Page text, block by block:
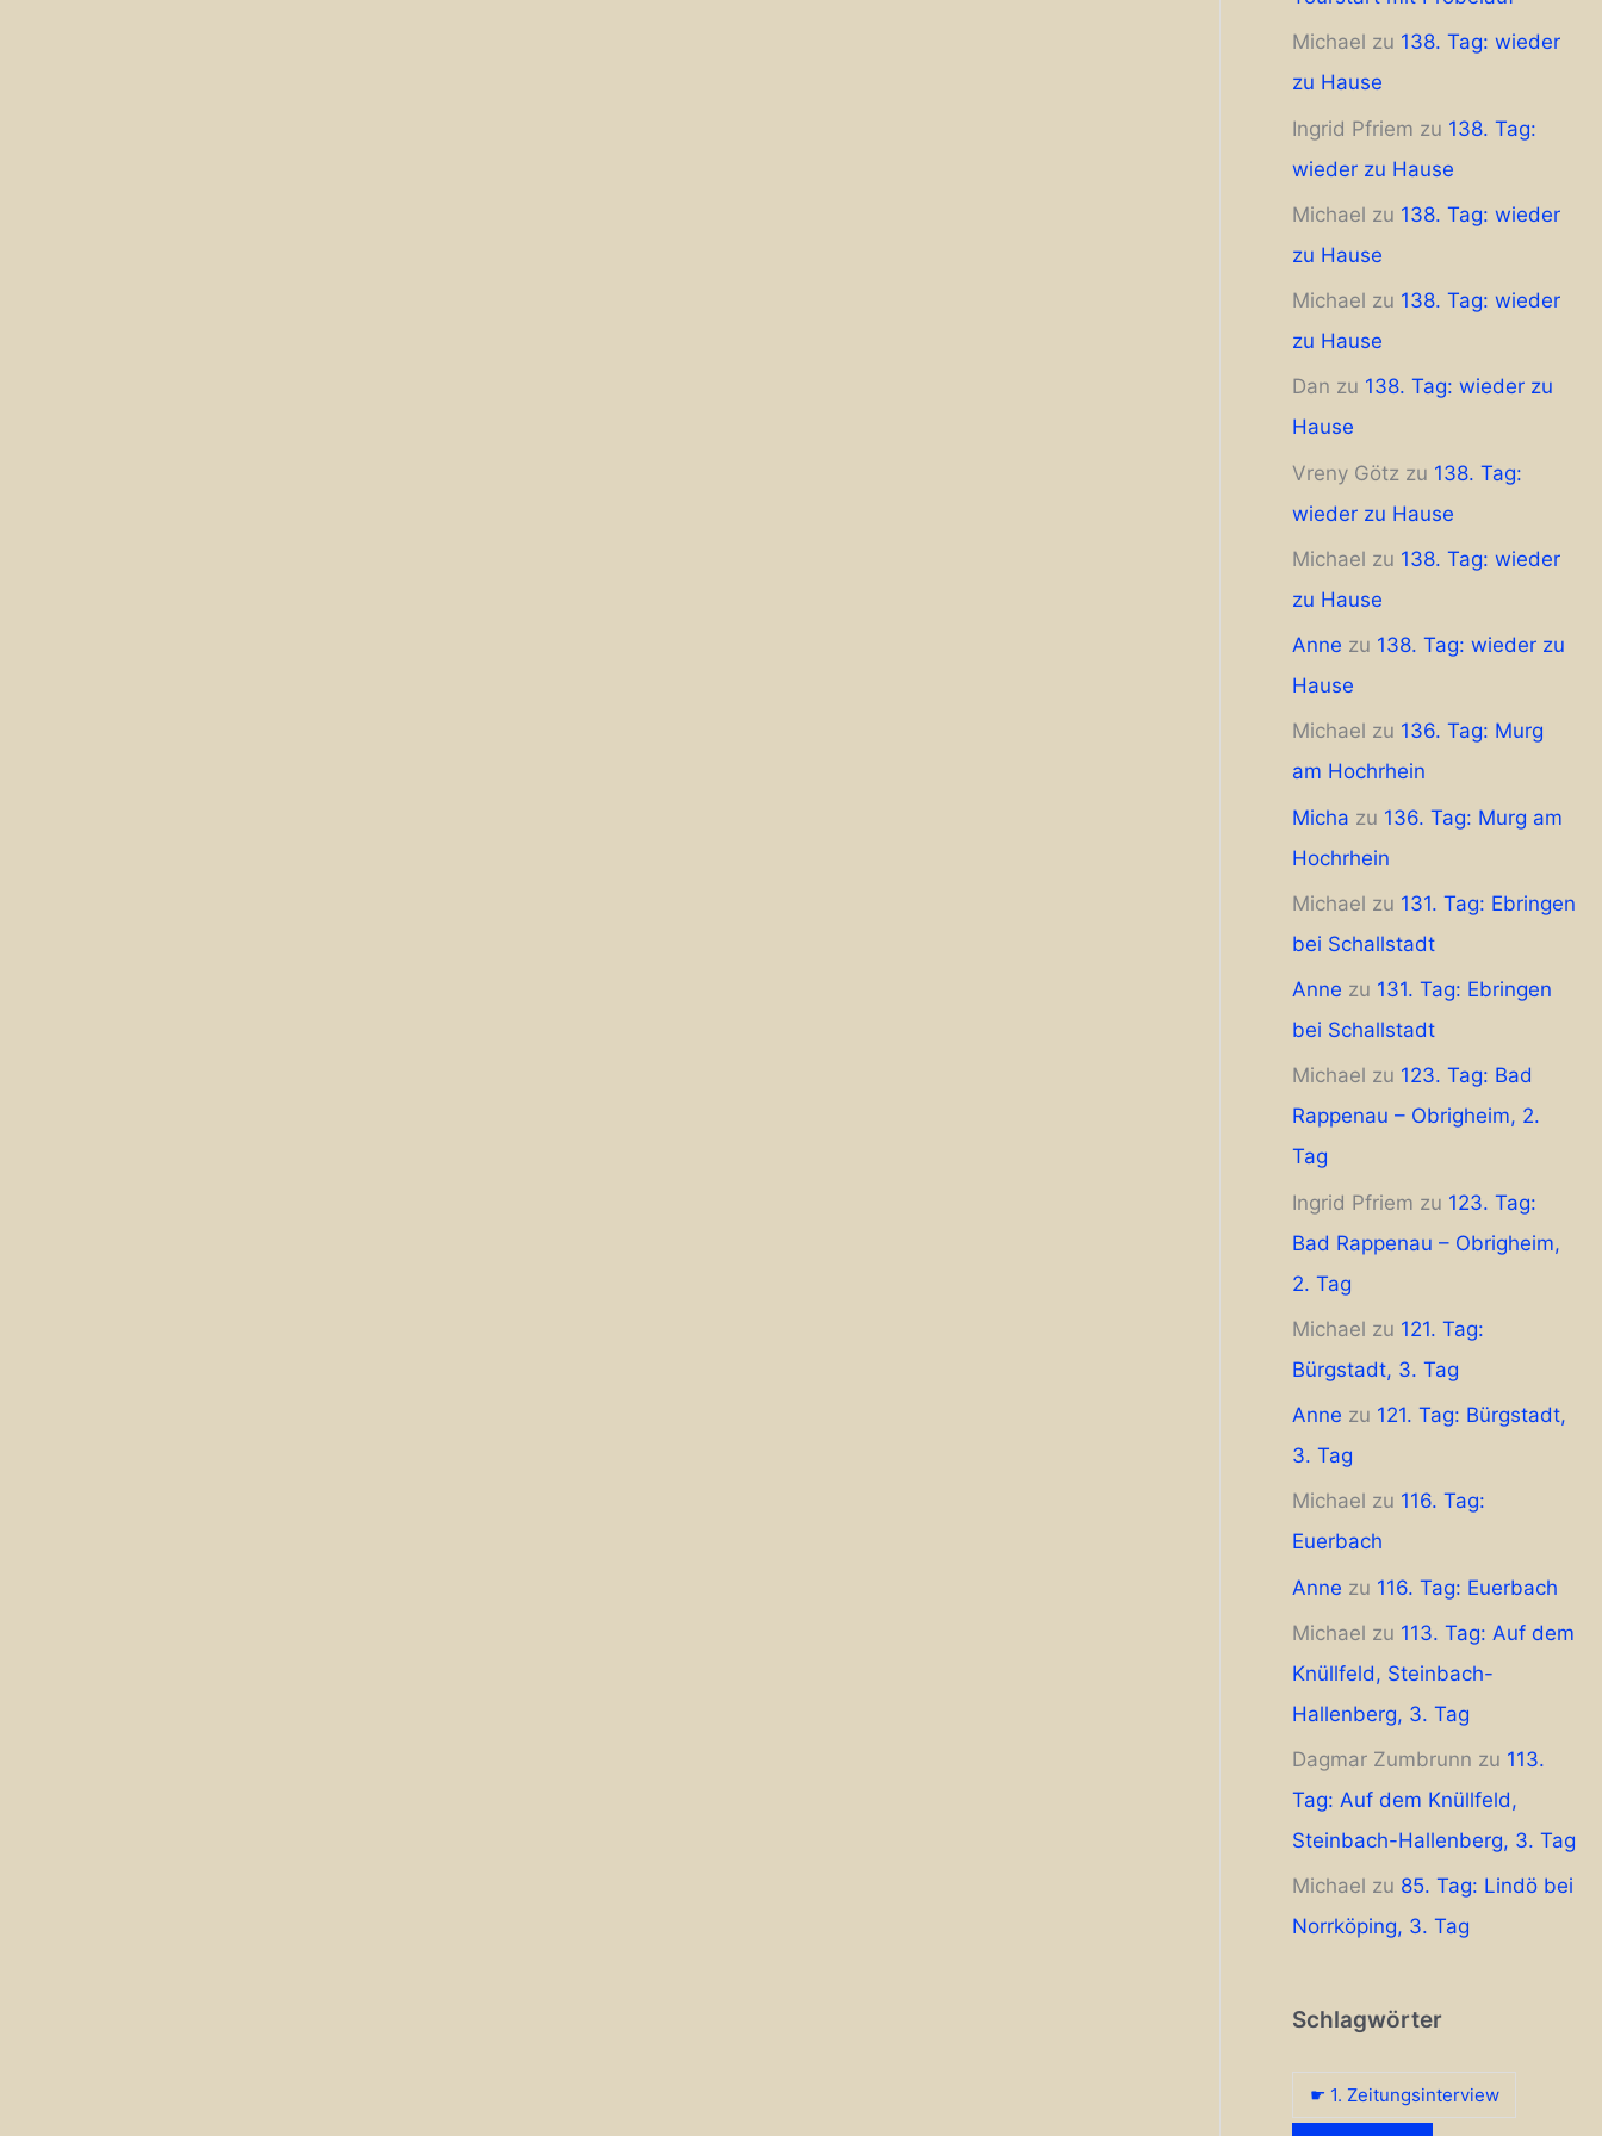
Michael zu 138. Tag: wieder
zu Hause
Ingrid Pfriem zu 138. Tag:
wieder zu Hause
Michael zu 138. Tag: wieder
zu Hause
Michael zu 138. Tag: wieder
zu Hause
Dan zu 138. Tag: wieder zu
Hause
Vreny Götz zu 138. Tag:
wieder zu Hause
Michael zu 138. Tag: wieder
zu Hause
Anne zu 138. Tag: wieder zu
Hause
Michael zu 136. Tag: Murg
am Hochrhein
Micha zu 136. Tag: Murg am
Hochrhein
Michael zu 131. Tag: Ebringen
bei Schallstadt
Anne zu 131. Tag: Ebringen
bei Schallstadt
Michael zu 123. Tag: Bad
Rappenau – Obrigheim, 2.
Tag
Ingrid Pfriem zu 123. Tag:
Bad Rappenau – Obrigheim,
2. Tag
Michael zu 121. Tag:
Bürgstadt, 3. Tag
Anne zu 121. Tag: Bürgstadt,
3. Tag
Michael zu 116. Tag:
Euerbach
Anne zu 116. Tag: Euerbach
Michael zu 113. Tag: Auf dem
Knüllfeld, Steinbach-
Hallenberg, 3. Tag
Dagmar Zumbrunn zu 113.
Tag: Auf dem Knüllfeld,
Steinbach-Hallenberg, 3. Tag
Michael zu 85. Tag: Lindö bei
Norrköping, 3. Tag
Schlagwörter
☛ 1. Zeitungsinterview